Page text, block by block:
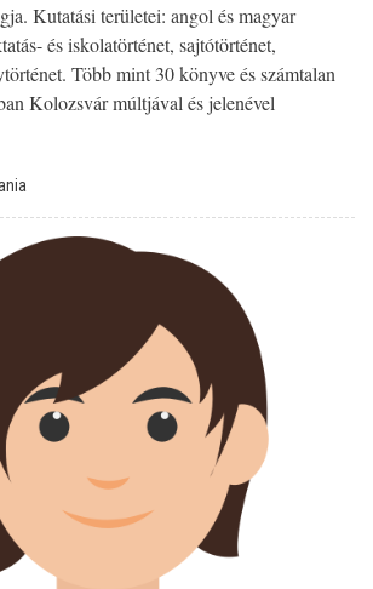
Kutatási területei: angol és magyar
és iskolatörténet, sajtótörténet,
Több mint 30 könyve és számtalan
Kolozsvár múltjával és jelenével